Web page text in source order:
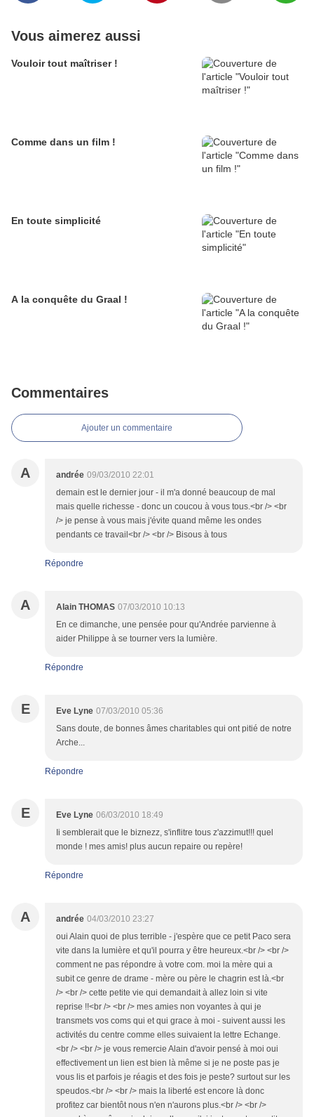
Vous aimerez aussi
Vouloir tout maîtriser !
Comme dans un film !
En toute simplicité
A la conquête du Graal !
Commentaires
Ajouter un commentaire
A andrée 09/03/2010 22:01
demain est le dernier jour - il m'a donné beaucoup de mal
mais quelle richesse - donc un coucou à vous tous.<br /> <br
/> je pense à vous mais j'évite quand même les ondes
pendants ce travail<br /> <br /> Bisous à tous
Répondre
A Alain THOMAS 07/03/2010 10:13
En ce dimanche, une pensée pour qu'Andrée parvienne à
aider Philippe à se tourner vers la lumière.
Répondre
E Eve Lyne 07/03/2010 05:36
Sans doute, de bonnes âmes charitables qui ont pitié de notre
Arche...
Répondre
E Eve Lyne 06/03/2010 18:49
Ii semblerait que le biznezz, s'inflitre tous z'azzimut!!! quel
monde ! mes amis! plus aucun repaire ou repère!
Répondre
A andrée 04/03/2010 23:27
oui Alain quoi de plus terrible - j'espère que ce petit Paco sera
vite dans la lumière et qu'il pourra y être heureux.<br /> <br />
comment ne pas répondre à votre com. moi la mère qui a
subit ce genre de drame - mère ou père le chagrin est là.<br
/> <br /> cette petite vie qui demandait à allez loin si vite
reprise !!<br /> <br /> mes amies non voyantes à qui je
transmets vos coms qui et qui grace à moi - suivent aussi les
activités du centre comme elles suivaient la lettre Echange.
<br /> <br /> je vous remercie Alain d'avoir pensé à moi oui
effectivement un lien est bien là même si je ne poste pas je
vous lis et parfois je réagis et des fois je peste? surtout sur les
speudos.<br /> <br /> mais la liberté est encore là donc
profitez car bientôt nous n'en n'aurons plus.<br /> <br />